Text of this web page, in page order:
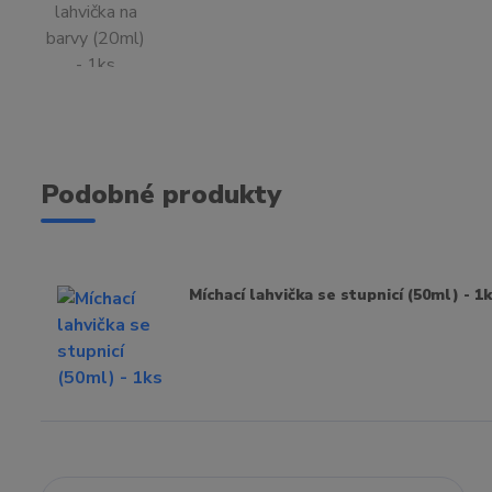
Podobné produkty
Míchací lahvička se stupnicí (50ml) -